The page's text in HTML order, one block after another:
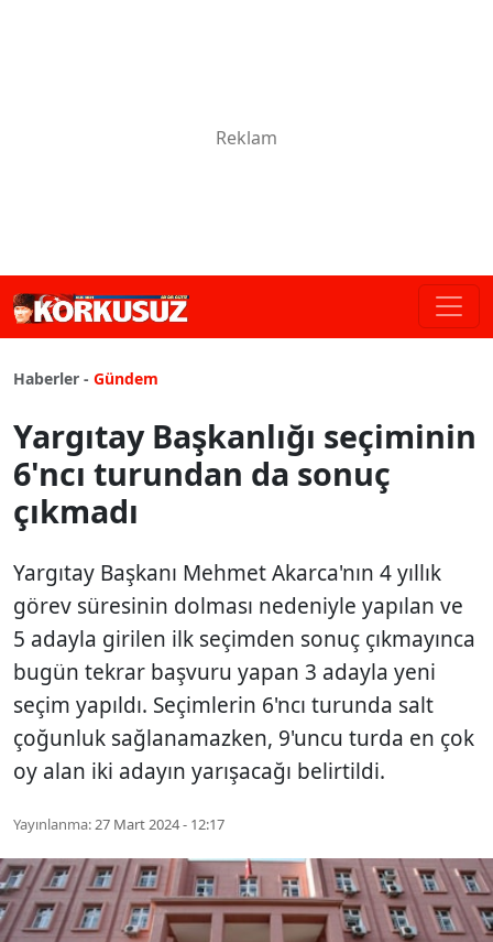
Haberler - Gündem
Yargıtay Başkanlığı seçiminin
6'ncı turundan da sonuç
çıkmadı
Yargıtay Başkanı Mehmet Akarca'nın 4 yıllık
görev süresinin dolması nedeniyle yapılan ve
5 adayla girilen ilk seçimden sonuç çıkmayınca
bugün tekrar başvuru yapan 3 adayla yeni
seçim yapıldı. Seçimlerin 6'ncı turunda salt
çoğunluk sağlanamazken, 9'uncu turda en çok
oy alan iki adayın yarışacağı belirtildi.
Yayınlanma:27 Mart 2024 - 12:17